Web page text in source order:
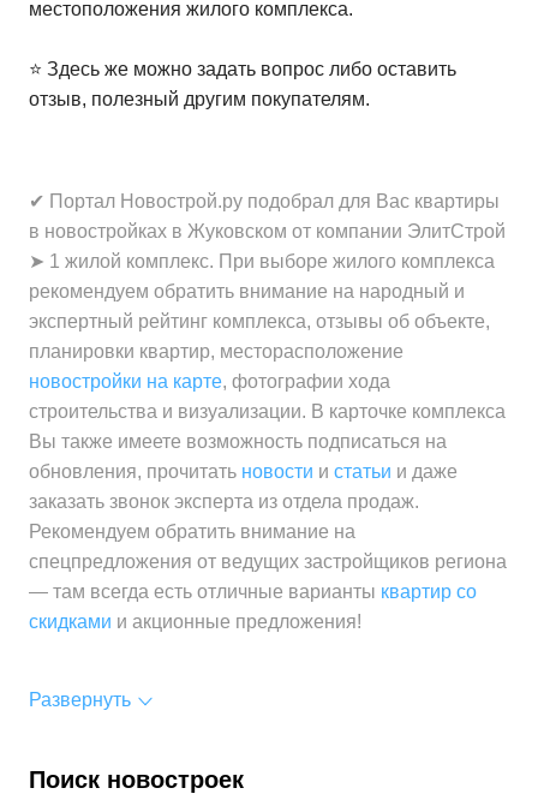
местоположения жилого комплекса.
⭐️ Здесь же можно задать вопрос либо оставить
отзыв, полезный другим покупателям.
✔ Портал Новострой.ру подобрал для Вас квартиры
в новостройках в Жуковском от компании ЭлитСтрой
➤ 1 жилой комплекс. При выборе жилого комплекса
рекомендуем обратить внимание на народный и
экспертный рейтинг комплекса, отзывы об объекте,
планировки квартир, месторасположение
новостройки на карте, фотографии хода
строительства и визуализации. В карточке комплекса
Вы также имеете возможность подписаться на
обновления, прочитать новости и статьи и даже
заказать звонок эксперта из отдела продаж.
Рекомендуем обратить внимание на
спецпредложения от ведущих застройщиков региона
— там всегда есть отличные варианты квартир со
скидками и акционные предложения!
Развернуть
Поиск новостроек